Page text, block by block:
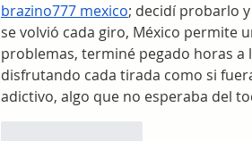
brazino777 mexico; decidí probarlo
se volvió cada giro, México permite
problemas, terminé pegado horas a
disfrutando cada tirada como si
adictivo, algo que no esperaba del